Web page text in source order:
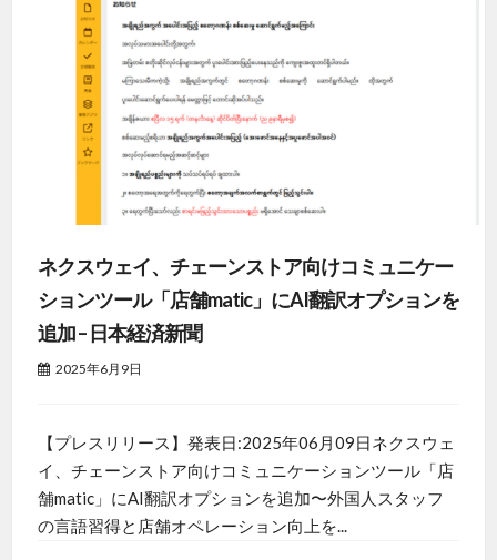
ネクスウェイ、チェーンストア向けコミュニケー
ションツール「店舗matic」にAI翻訳オプションを
追加 – 日本経済新聞
2025年6月9日
【プレスリリース】発表日:2025年06月09日ネクスウェ
イ、チェーンストア向けコミュニケーションツール「店
舗matic」にAI翻訳オプションを追加〜外国人スタッフ
の言語習得と店舗オペレーション向上を...